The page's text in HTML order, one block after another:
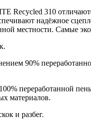
Recycled 310
надёжное
местности. Самые
90%
переработанной
материалов.
и разбег.